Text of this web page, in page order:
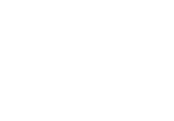
+ ABB 3P SmartMeter antal